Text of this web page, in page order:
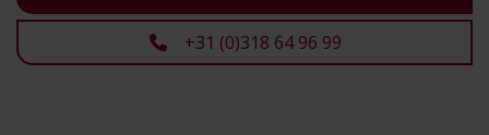
+31 (0)318 64 96 99